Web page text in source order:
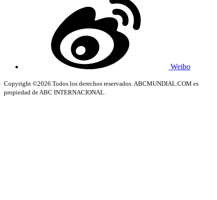
Weibo
Copyright ©2026.Todos los derechos reservados. ABCMUNDIAL.COM es
propiedad de ABC INTERNACIONAL.